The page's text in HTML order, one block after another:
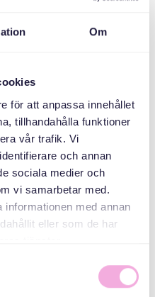
Om
för att anpassa innehållet
tillhandahålla funktioner
vår trafik. Vi
och annan
sociala medier och
vi samarbetar med.
med annan
eller som de har
med baby